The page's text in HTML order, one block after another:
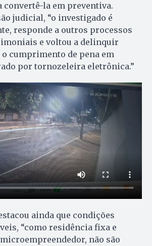
convertê-la em preventiva.
judicial, “o investigado é
responde a outros processos
e voltou a delinquir
cumprimento de pena em
por tornozeleira eletrônica.”
ainda que condições
“como residência fixa e
não são